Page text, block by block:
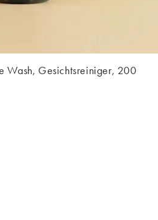
Wash, Gesichtsreiniger, 200